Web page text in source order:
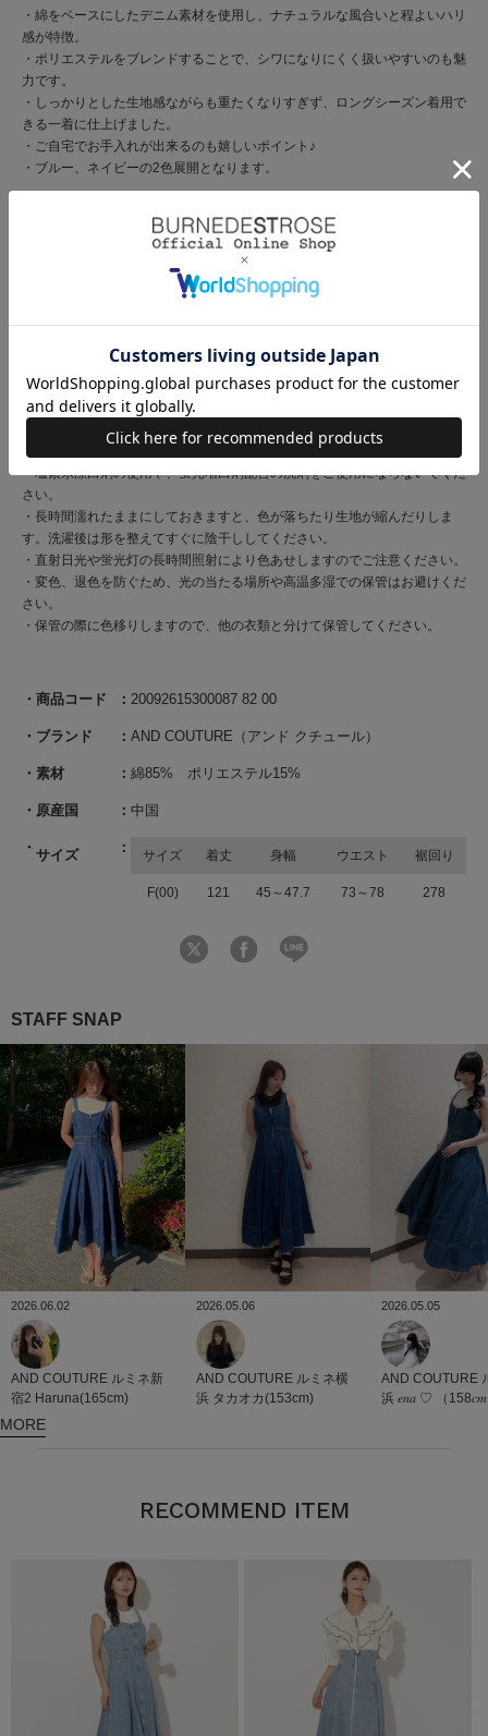
商品コード 20092615300087 82 00
ブランド AND COUTURE（アンド クチュール）
素材 綿85% ポリエステル15%
原産国 中国
サイズ サイズ 着丈 身幅 ウエスト 裾回り
F(00) 121 45～47.7 73～78 278
STAFF SNAP
2026.06.02
AND COUTURE ルミネ新
宿2 Haruna(165cm)
2026.05.06
AND COUTURE ルミネ横
浜 タカオカ(153cm)
2026.05.05
AND COUTURE
浜 𝑒𝑛𝑎 ♡ （
MORE
・綿をベースにしたデニム素材を使用し、ナチュラルな風合いと程よいハリ
感が特徴。
・ポリエステルをブレンドすることで、シワになりにくく扱いやすいのも魅
力です。
・しっかりとした生地感ながらも重たくなりすぎず、ロングシーズン着用で
きる一着に仕上げました。
・ご自宅でお手入れが出来るのも嬉しいポイント♪
・ブルー、ネイビーの2色展開となります。
・濡れたまま放置しないでください。
着、淡い色のベルトやカバン、ソファーなどに色移りしますのでコーディネ
ートや取り扱いにはご注意ください。
・下着は、同色系の物を着用されますことをおすすめします。
・素材の性質上、色落ち、色移りしますので、洗濯の際は他のものと一緒に
洗わないでください。
・塩素系漂白剤の使用や、蛍光増白剤配合の洗剤をご使用にならないでくだ
さい。
・長時間濡れたままにしておきますと、色が落ちたり生地が縮んだりしま
す。洗濯後は形を整えてすぐに陰干ししてください。
・直射日光や蛍光灯の長時間照射により色あせしますのでご注意ください。
・変色、退色を防ぐため、光の当たる場所や高温多湿での保管はお避けくだ
さい。
・保管の際に色移りしますので、他の衣類と分けて保管してください。
RECOMMEND ITEM